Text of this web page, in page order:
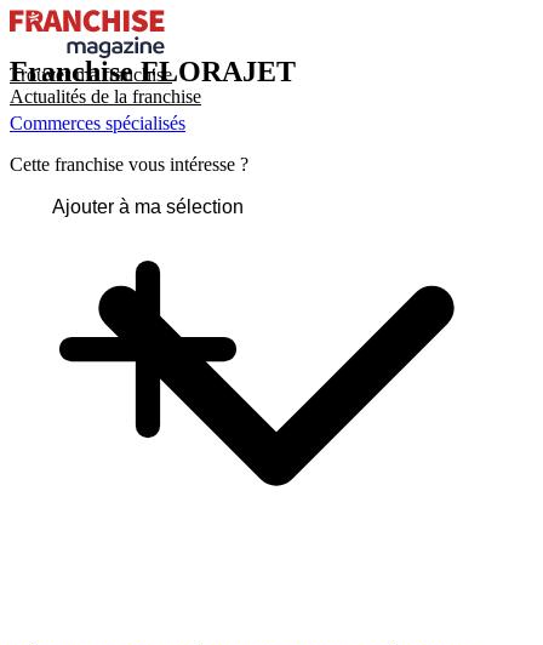
Trouver ma franchise
Actualités de la franchise
Franchise FLORAJET
Commerces spécialisés
Cette franchise vous intéresse ?
Ajouter à ma sélection